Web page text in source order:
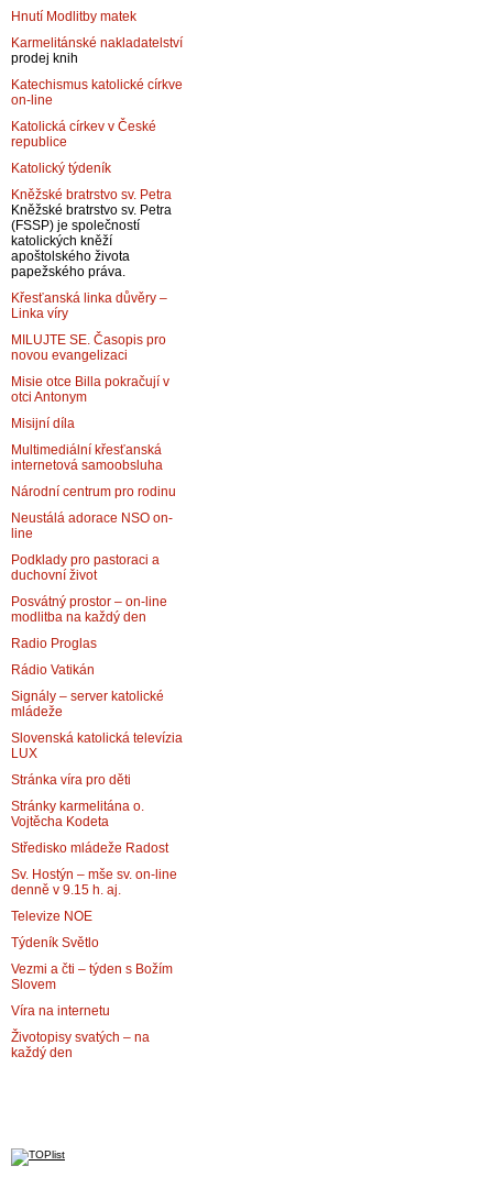
Hnutí Modlitby matek
Karmelitánské nakladatelství
prodej knih
Katechismus katolické církve
on-line
Katolická církev v České
republice
Katolický týdeník
Kněžské bratrstvo sv. Petra
Kněžské bratrstvo sv. Petra
(FSSP) je společností
katolických kněží
apoštolského života
papežského práva.
Křesťanská linka důvěry –
Linka víry
MILUJTE SE. Časopis pro
novou evangelizaci
Misie otce Billa pokračují v
otci Antonym
Misijní díla
Multimediální křesťanská
internetová samoobsluha
Národní centrum pro rodinu
Neustálá adorace NSO on-
line
Podklady pro pastoraci a
duchovní život
Posvátný prostor – on-line
modlitba na každý den
Radio Proglas
Rádio Vatikán
Signály – server katolické
mládeže
Slovenská katolická televízia
LUX
Stránka víra pro děti
Stránky karmelitána o.
Vojtěcha Kodeta
Středisko mládeže Radost
Sv. Hostýn – mše sv. on-line
denně v 9.15 h. aj.
Televize NOE
Týdeník Světlo
Vezmi a čti – týden s Božím
Slovem
Víra na internetu
Životopisy svatých – na
každý den